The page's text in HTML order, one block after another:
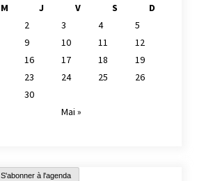
M J V S
D
2 3 4
5
9 10 11
12
16 17 18
19
23 24 25
26
30
Mai »
S'abonner à l'agenda